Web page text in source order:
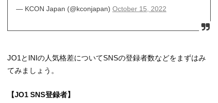
— KCON Japan (@kconjapan) October 15, 2022
JO1とINIの人気格差についてSNSの登録者数などをまずはみ
てみましょう。
【JO1 SNS登録者】